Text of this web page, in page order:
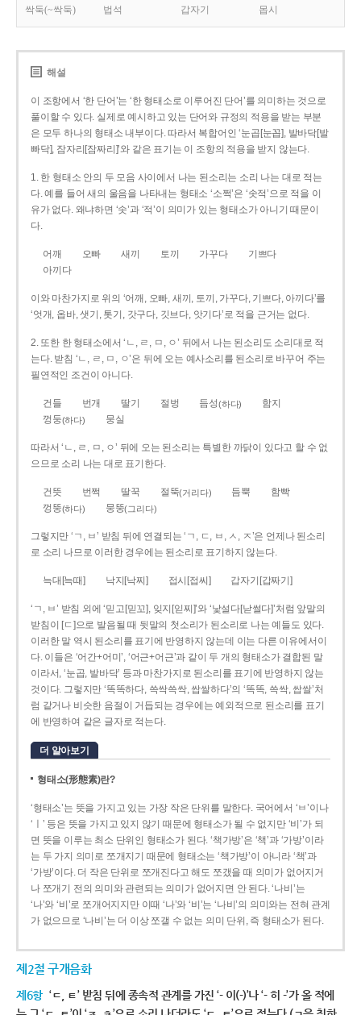
싹둑(~싹둑)
법석 갑자기 몹시
해설
이 조항에서 ‘한 단어’는 ‘한 형태소로 이루어진 단어’를 의미하는 것으로
풀이할 수 있다. 실제로 예시하고 있는 단어와 규정의 적용을 받는 부분
은 모두 하나의 형태소 내부이다. 따라서 복합어인 ‘눈곱[눈꼽], 발바닥[발
빠닥], 잠자리[잠짜리]’와 같은 표기는 이 조항의 적용을 받지 않는다.
1. 한 형태소 안의 두 모음 사이에서 나는 된소리는 소리 나는 대로 적는
다. 예를 들어 새의 울음을 나타내는 형태소 ‘소쩍’은 ‘솟적’으로 적을 이
유가 없다. 왜냐하면 ‘솟’과 ‘적’이 의미가 있는 형태소가 아니기 때문이
다.
어깨 오빠 새끼 토끼 가꾸다
기쁘다
아끼다
이와 마찬가지로 위의 ‘어깨, 오빠, 새끼, 토끼, 가꾸다, 기쁘다, 아끼다’를
‘엇개, 옵바, 샛기, 톳기, 갓구다, 깃브다, 앗기다’로 적을 근거는 없다.
2. 또한 한 형태소에서 ‘ㄴ, ㄹ, ㅁ, ㅇ’ 뒤에서 나는 된소리도 소리대로 적
는다. 받침 ‘ㄴ, ㄹ, ㅁ, ㅇ’은 뒤에 오는 예사소리를 된소리로 바꾸어 주는
필연적인 조건이 아니다.
건들 번개 딸기 절벙 듬성(하다)
함지
껑둥(하다) 뭉실
따라서 ‘ㄴ, ㄹ, ㅁ, ㅇ’ 뒤에 오는 된소리는 특별한 까닭이 있다고 할 수 없
으므로 소리 나는 대로 표기한다.
건뜻 번쩍 딸꾹 절뚝(거리다) 듬뿍
함빡
껑뚱(하다) 뭉뚱(그리다)
그렇지만 ‘ㄱ, ㅂ’ 받침 뒤에 연결되는 ‘ㄱ, ㄷ, ㅂ, ㅅ, ㅈ’은 언제나 된소리
로 소리 나므로 이러한 경우에는 된소리로 표기하지 않는다.
늑대[늑때] 낙지[낙찌] 접시[접씨] 갑자기[갑짜기]
‘ㄱ, ㅂ’ 받침 외에 ‘믿고[믿꼬], 잊지[읻찌]’와 ‘낯설다[낟썰다]’처럼 앞말의
받침이 [ㄷ]으로 발음될 때 뒷말의 첫소리가 된소리로 나는 예들도 있다.
이러한 말 역시 된소리를 표기에 반영하지 않는데 이는 다른 이유에서이
다. 이들은 ‘어간+어미’, ‘어근+어근’과 같이 두 개의 형태소가 결합된 말
이라서, ‘눈곱, 발바닥’ 등과 마찬가지로 된소리를 표기에 반영하지 않는
것이다. 그렇지만 ‘똑똑하다, 쓱싹쓱싹, 쌉쌀하다’의 ‘똑똑, 쓱싹, 쌉쌀’처
럼 같거나 비슷한 음절이 거듭되는 경우에는 예외적으로 된소리를 표기
에 반영하여 같은 글자로 적는다.
더 알아보기
형태소(形態素)란?
‘형태소’는 뜻을 가지고 있는 가장 작은 단위를 말한다. 국어에서 ‘ㅂ’이나
‘ㅣ’ 등은 뜻을 가지고 있지 않기 때문에 형태소가 될 수 없지만 ‘비’가 되
면 뜻을 이루는 최소 단위인 형태소가 된다. ‘책가방’은 ‘책’과 ‘가방’이라
는 두 가지 의미로 쪼개지기 때문에 형태소는 ‘책가방’이 아니라 ‘책’과
‘가방’이다. 더 작은 단위로 쪼개진다고 해도 쪼갰을 때 의미가 없어지거
나 쪼개기 전의 의미와 관련되는 의미가 없어지면 안 된다. ‘나비’는
‘나’와 ‘비’로 쪼개어지지만 이때 ‘나’와 ‘비’는 ‘나비’의 의미와는 전혀 관계
가 없으므로 ‘나비’는 더 이상 쪼갤 수 없는 의미 단위, 즉 형태소가 된다.
제2절 구개음화
제6항 ‘ㄷ, ㅌ’ 받침 뒤에 종속적 관계를 가진 ‘- 이(-)’나 ‘- 히 -’가 올 적에